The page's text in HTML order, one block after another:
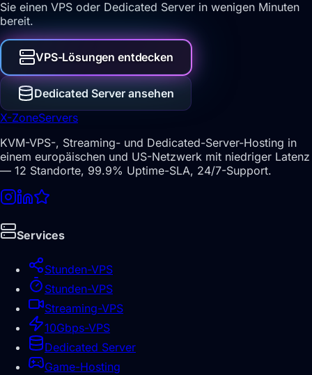
Sie einen VPS oder Dedicated Server in wenigen Minuten
bereit.
VPS-Lösungen entdecken
Dedicated Server ansehen
X-ZoneServers
KVM-VPS-, Streaming- und Dedicated-Server-Hosting in
einem europäischen und US-Netzwerk mit niedriger Latenz
— 12 Standorte, 99.9% Uptime-SLA, 24/7-Support.
Services
Stunden-VPS
Stunden-VPS
Streaming-VPS
10Gbps-VPS
Dedicated Server
Game-Hosting